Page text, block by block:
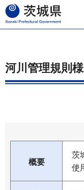
茨城県
河川管理規則
概要
茨
使